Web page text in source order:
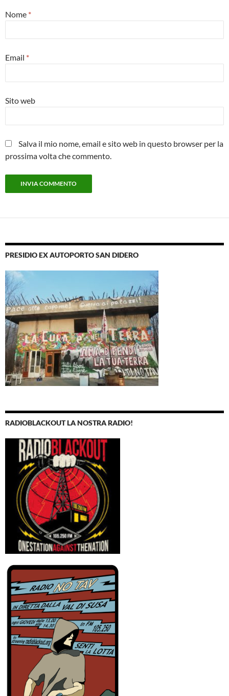
Nome *
Email *
Sito web
Salva il mio nome, email e sito web in questo browser per la
prossima volta che commento.
PRESIDIO EX AUTOPORTO SAN DIDERO
RADIOBLACKOUT LA NOSTRA RADIO!